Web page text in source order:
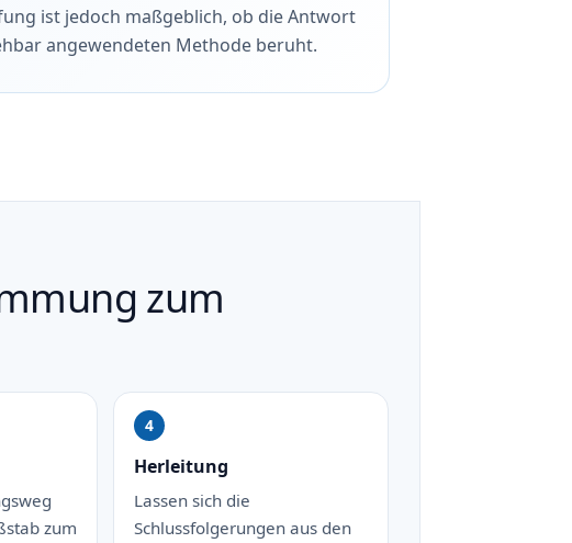
ist jedoch maßgeblich, ob die Antwort
angewendeten Methode beruht.
zum
zum
Herleitung
Lassen sich die
Schlussfolgerungen aus den